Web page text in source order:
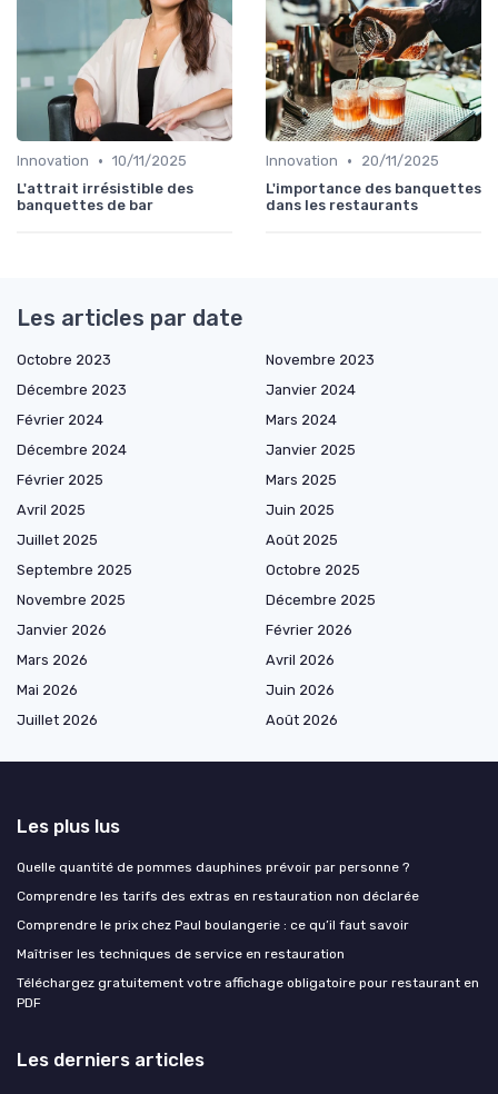
Innovation • 10/11/2025
L'attrait irrésistible des
banquettes de bar
Innovation •
20/11/2025
L'importance des banquettes
dans les restaurants
Les articles par date
Octobre 2023
Novembre 2023
Décembre 2023
Janvier 2024
Février 2024
Mars 2024
Décembre 2024
Janvier 2025
Février 2025
Mars 2025
Avril 2025
Juin 2025
Juillet 2025
Août 2025
Septembre 2025
Octobre 2025
Novembre 2025
Décembre 2025
Janvier 2026
Février 2026
Mars 2026
Avril 2026
Mai 2026
Juin 2026
Juillet 2026
Août 2026
Les plus lus
Quelle quantité de pommes dauphines prévoir par personne ?
Comprendre les tarifs des extras en restauration non déclarée
Comprendre le prix chez Paul boulangerie : ce qu’il faut savoir
Maîtriser les techniques de service en restauration
Téléchargez gratuitement votre affichage obligatoire pour restaurant en
PDF
Les derniers articles